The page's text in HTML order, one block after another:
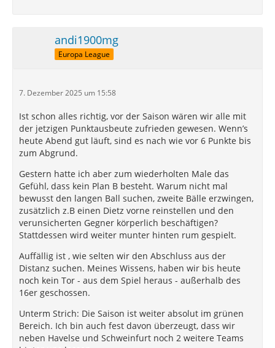
andi1900mg
Europa League
7. Dezember 2025 um 15:58
Ist schon alles richtig, vor der Saison wären wir alle mit
der jetzigen Punktausbeute zufrieden gewesen. Wenn’s
heute Abend gut läuft, sind es nach wie vor 6 Punkte bis
zum Abgrund.
Gestern hatte ich aber zum wiederholten Male das
Gefühl, dass kein Plan B besteht. Warum nicht mal
bewusst den langen Ball suchen, zweite Bälle erzwingen,
zusätzlich z.B einen Dietz vorne reinstellen und den
verunsicherten Gegner körperlich beschäftigen?
Stattdessen wird weiter munter hinten rum gespielt.
Auffällig ist , wie selten wir den Abschluss aus der
Distanz suchen. Meines Wissens, haben wir bis heute
noch kein Tor - aus dem Spiel heraus - außerhalb des
16er geschossen.
Unterm Strich: Die Saison ist weiter absolut im grünen
Bereich. Ich bin auch fest davon überzeugt, dass wir
neben Havelse und Schweinfurt noch 2 weitere Teams